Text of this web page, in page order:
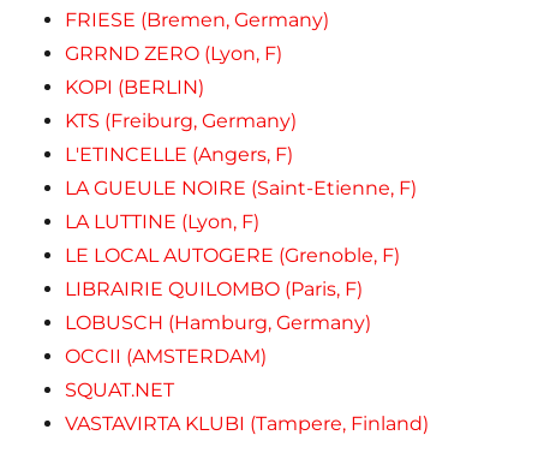
FRIESE (Bremen, Germany)
GRRND ZERO (Lyon, F)
KOPI (BERLIN)
KTS (Freiburg, Germany)
L'ETINCELLE (Angers, F)
LA GUEULE NOIRE (Saint-Etienne, F)
LA LUTTINE (Lyon, F)
LE LOCAL AUTOGERE (Grenoble, F)
LIBRAIRIE QUILOMBO (Paris, F)
LOBUSCH (Hamburg, Germany)
OCCII (AMSTERDAM)
SQUAT.NET
VASTAVIRTA KLUBI (Tampere, Finland)